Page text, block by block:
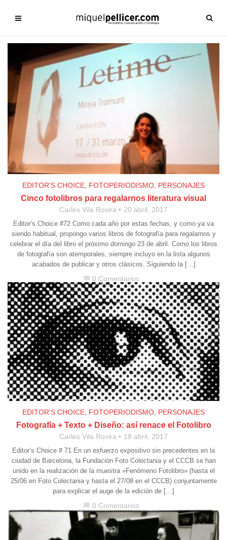
EDITOR'S CHOICE FOTOPERIODISMO PERSONAJES
Cinco fotolibros para regalarnos literatura visual
Carles Vila Rovira 20 abril, 2017
Editor’s Choice #72 Como cada año por estas fechas, y como ya va
siendo habitual, propongo varios libros de fotografía para regalarnos y
celebrar el día del libro el próximo domingo 23 de abril. Como los libros
de fotografía son atemporales, siempre incluyo en la lista algunos
acabados de publicar y otros clásicos. Siguiendo la […]
0 Comentarios
EDITOR'S CHOICE FOTOPERIODISMO PERSONAJES
Fotografía + Texto + Diseño: así renace el Fotolibro
Carles Vila Rovira 18 abril, 2017
Editor’s Choice # 71 En un esfuerzo expositivo sin precedentes en la
ciudad de Barcelona, la Fundación Foto Colectania y el CCCB se han
unido en la realización de la muestra »Fenómeno Fotolibro» (hasta el
25/06 en Foto Colectania y hasta el 27/08 en el CCCB) conjuntamente
para explicar el auge de la edición de […]
0 Comentarios